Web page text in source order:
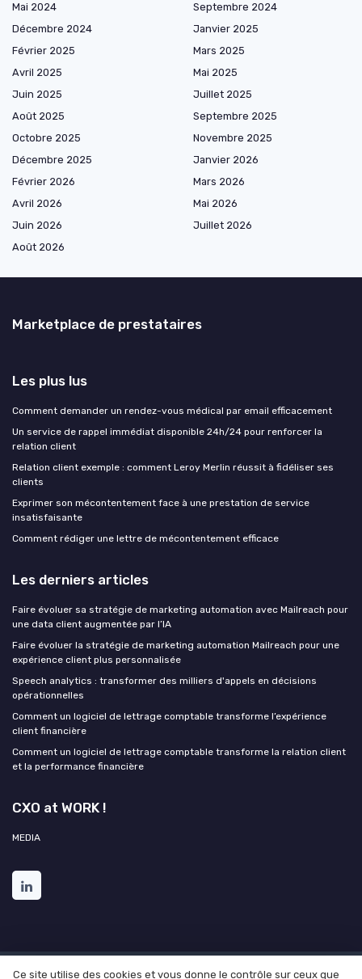
Mai 2024
Septembre 2024
Décembre 2024
Janvier 2025
Février 2025
Mars 2025
Avril 2025
Mai 2025
Juin 2025
Juillet 2025
Août 2025
Septembre 2025
Octobre 2025
Novembre 2025
Décembre 2025
Janvier 2026
Février 2026
Mars 2026
Avril 2026
Mai 2026
Juin 2026
Juillet 2026
Août 2026
Marketplace de prestataires
Les plus lus
Comment demander un rendez-vous médical par email efficacement
Un service de rappel immédiat disponible 24h/24 pour renforcer la
relation client
Relation client exemple : comment Leroy Merlin réussit à fidéliser ses
clients
Exprimer son mécontentement face à une prestation de service
insatisfaisante
Comment rédiger une lettre de mécontentement efficace
Les derniers articles
Faire évoluer sa stratégie de marketing automation avec Mailreach pour
une data client augmentée par l’IA
Faire évoluer la stratégie de marketing automation Mailreach pour une
expérience client plus personnalisée
Speech analytics : transformer des milliers d'appels en décisions
opérationnelles
Comment un logiciel de lettrage comptable transforme l’expérience
client financière
Comment un logiciel de lettrage comptable transforme la relation client
et la performance financière
CXO at WORK !
MEDIA
Ce site utilise des cookies et vous donne le contrôle sur ceux que